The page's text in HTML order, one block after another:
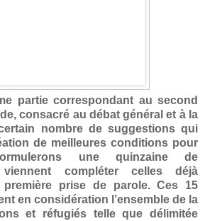
partie correspondant au second
consacré au débat général et à la
nombre de suggestions qui
de meilleures conditions pour
une quinzaine de
compléter celles déjà
prise de parole. Ces 15
en considération l’ensemble de la
et réfugiés telle que délimitée